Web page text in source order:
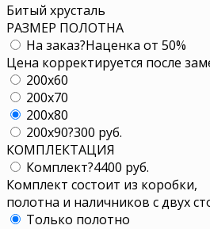
Битый хрусталь
РАЗМЕР ПОЛОТНА
На заказ?Наценка от 50%
Цена корректируется после
200x60
200x70
200x80
200x90?300 руб.
КОМПЛЕКТАЦИЯ
Комплект?4400 руб.
Комплект состоит из коробки,
полотна и наличников с двух
Только полотно